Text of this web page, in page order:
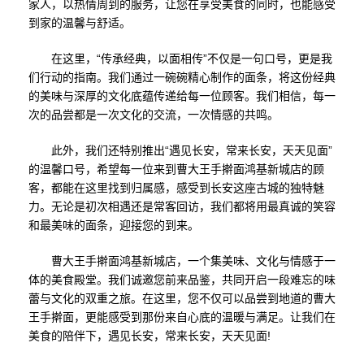
家人，以热情周到的服务，让您在享受美食的同时，也能感受
到家的温馨与舒适。
在这里，“传承经典，以面相传”不仅是一句口号，更是我
们行动的指南。我们通过一碗碗精心制作的面条，将这份经典
的美味与深厚的文化底蕴传递给每一位顾客。我们相信，每一
次的品尝都是一次文化的交流，一次情感的共鸣。
此外，我们还特别推出“遇见长安，常来长安，天天见面”
的温馨口号，希望每一位来到曹大王手擀面鸿基新城店的顾
客，都能在这里找到归属感，感受到长安这座古城的独特魅
力。无论是初次相遇还是常客回访，我们都将用最真诚的笑容
和最美味的面条，迎接您的到来。
曹大王手擀面鸿基新城店，一个集美味、文化与情感于一
体的美食殿堂。我们诚邀您前来品鉴，共同开启一段难忘的味
蕾与文化的双重之旅。在这里，您不仅可以品尝到地道的曹大
王手擀面，更能感受到那份来自心底的温暖与满足。让我们在
美食的陪伴下，遇见长安，常来长安，天天见面!